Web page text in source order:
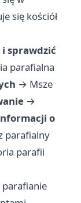
się kościół
sprawdzić
parafialna
→ Msze
→
o
parafialny
parafii
parafianie